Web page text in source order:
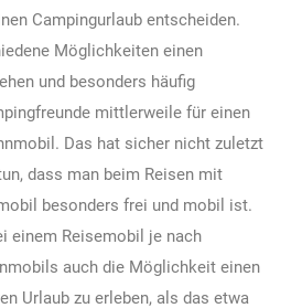
Campingurlaub entscheiden.
Möglichkeiten einen
und besonders häufig
mittlerweile für einen
Das hat sicher nicht zuletzt
dass man beim Reisen mit
besonders frei und mobil ist.
einem Reisemobil je nach
auch die Möglichkeit einen
Urlaub zu erleben, als das etwa